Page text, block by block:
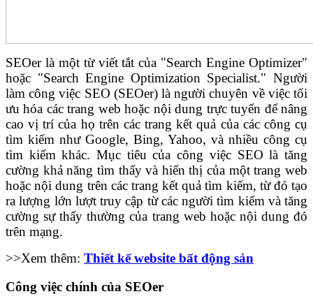
SEOer là một từ viết tắt của "Search Engine Optimizer"
hoặc "Search Engine Optimization Specialist." Người
làm công việc SEO (SEOer) là người chuyên về việc tối
ưu hóa các trang web hoặc nội dung trực tuyến để nâng
cao vị trí của họ trên các trang kết quả của các công cụ
tìm kiếm như Google, Bing, Yahoo, và nhiều công cụ
tìm kiếm khác. Mục tiêu của công việc SEO là tăng
cường khả năng tìm thấy và hiển thị của một trang web
hoặc nội dung trên các trang kết quả tìm kiếm, từ đó tạo
ra lượng lớn lượt truy cập từ các người tìm kiếm và tăng
cường sự thấy thường của trang web hoặc nội dung đó
trên mạng.
>>Xem thêm: Thiết kế website bất động sản
Công việc chính của SEOer